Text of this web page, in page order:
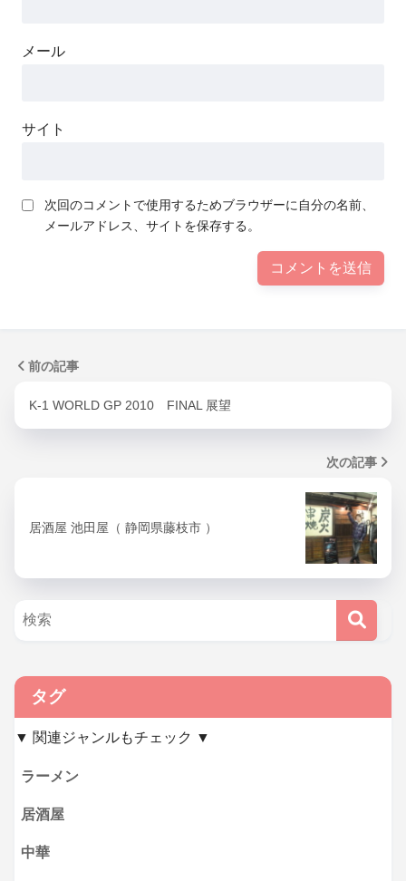
メール
サイト
次回のコメントで使用するためブラウザーに自分の名前、
メールアドレス、サイトを保存する。
前の記事
K-1 WORLD GP 2010 FINAL 展望
次の記事
居酒屋 池田屋（ 静岡県藤枝市 ）
タグ
▼ 関連ジャンルもチェック ▼
ラーメン
居酒屋
中華